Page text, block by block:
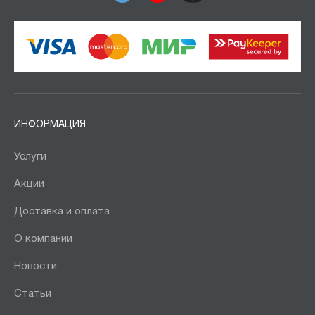
ИНФОРМАЦИЯ
Услуги
Акции
Доставка и оплата
О компании
Новости
Статьи